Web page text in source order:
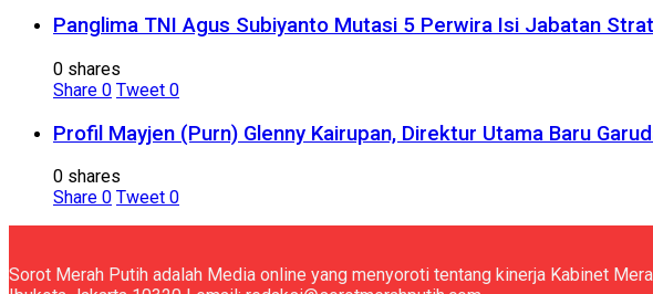
Panglima TNI Agus Subiyanto Mutasi 5 Perwira Isi Jabatan
0 shares
Share 0 Tweet 0
Profil Mayjen (Purn) Glenny Kairupan, Direktur Utama Baru
0 shares
Share 0 Tweet 0
Sorot Merah Putih adalah Media online yang menyoroti tentang kinerja Kabinet